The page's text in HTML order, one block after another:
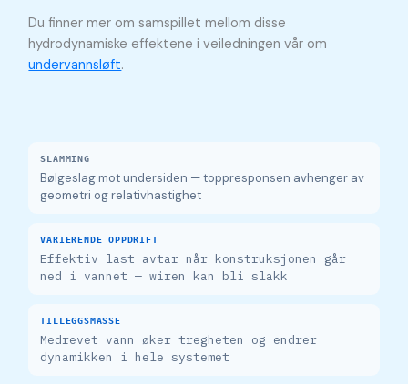
Du finner mer om samspillet mellom disse
hydrodynamiske effektene i veiledningen vår om
undervannsløft.
SLAMMING
Bølgeslag mot undersiden — toppresponsen avhenger av
geometri og relativhastighet
VARIERENDE OPPDRIFT
Effektiv last avtar når konstruksjonen går
ned i vannet — wiren kan bli slakk
TILLEGGSMASSE
Medrevet vann øker tregheten og endrer
dynamikken i hele systemet